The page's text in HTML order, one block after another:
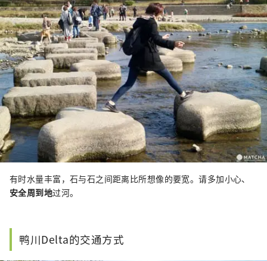
有时水量丰富，石与石之间距离比所想像的要宽。请多加小心、
安全周到地过河。
鸭川Delta的交通方式